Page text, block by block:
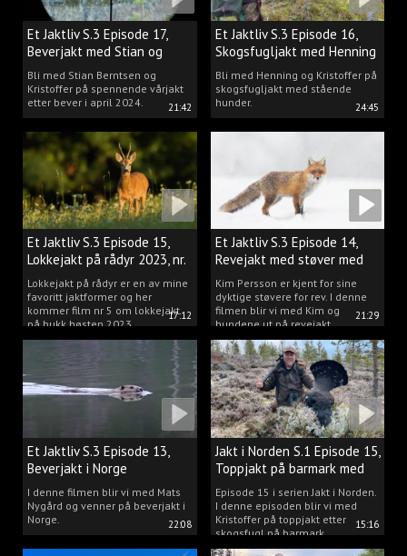
21:42
Et Jaktliv S.3 Episode 17,
Beverjakt med Stian og
Kristoffer
Bli med Stian Berntsen og
Kristoffer på spennende vårjakt
etter bever i april 2024.
24:45
Et Jaktliv S.3 Episode 16,
Skogsfugljakt med Henning
Mathisen
Bli med Henning og Kristoffer på
skogsfugljakt med stående
hunder.
17:12
Et Jaktliv S.3 Episode 15,
Lokkejakt på rådyr 2023, nr.
5Lokkejakt på rådyr er en av mine
favoritt jaktformer og her
kommer film nr 5 om lokkejakt
på bukk høsten 2023.
21:29
Et Jaktliv S.3 Episode 14,
Revejakt med støver med
Kim Persson
Kim Persson er kjent for sine
dyktige støvere for rev. I denne
filmen blir vi med Kim og
hundene ut på revejakt.
22:08
Et Jaktliv S.3 Episode 13,
Beverjakt i Norge
I denne filmen blir vi med Mats
Nygård og venner på beverjakt i
Norge.
15:16
Jakt i Norden S.1 Episode 15,
Toppjakt på barmark med
Kristoffer Clausen
Episode 15 i serien Jakt i Norden.
I denne episoden blir vi med
Kristoffer på toppjakt etter
skogsfugl på barmark.